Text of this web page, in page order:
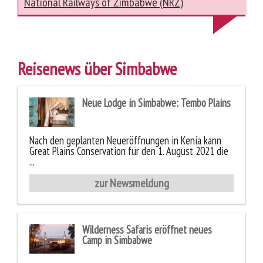
Reisenews über Simbabwe
Neue Lodge in Simbabwe: Tembo Plains
Nach den geplanten Neueröffnungen in Kenia kann
Great Plains Conservation für den 1. August 2021 die
...
zur Newsmeldung
Wilderness Safaris eröffnet neues
Camp in Simbabwe